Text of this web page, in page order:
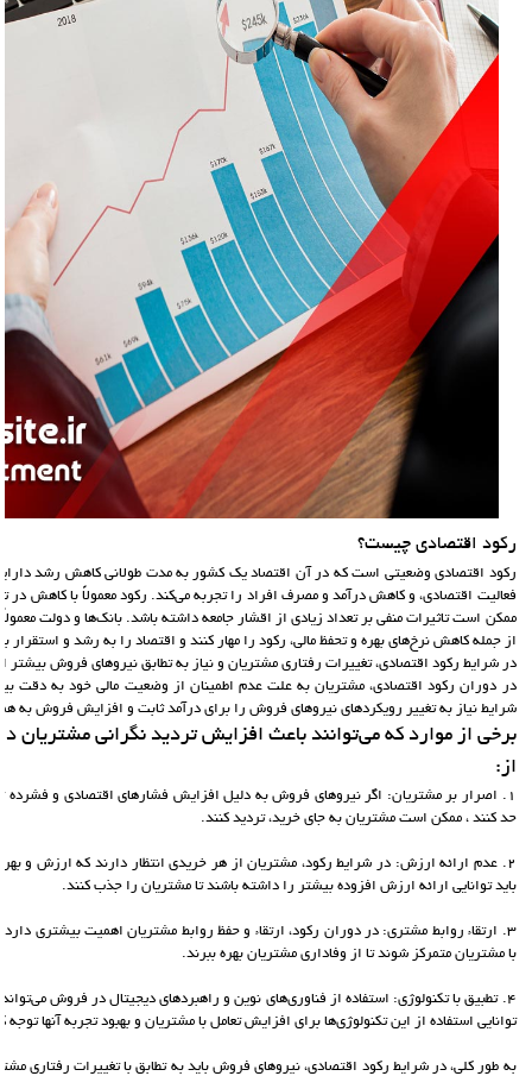
رکود اقتصادی چیست؟
رکود اقتصادی وضعیتی است که در آن اقتصاد یک کشور به مدت طولانی کاهش رشد
فعالیت اقتصادی، و کاهش درآمد و مصرف افراد را تجربه می‌کند. رکود معمولاً با کاهش در
ممکن است تاثیرات منفی بر تعداد زیادی از اقشار جامعه داشته باشد. بانک‌ها و دولت معمولاً
از جمله کاهش نرخ‌های بهره و تحفظ مالی، رکود را مهار کنند و اقتصاد را به رشد و استقرار
در شرایط رکود اقتصادی، تغییرات رفتاری مشتریان و نیاز به تطابق نیروهای فروش
در دوران رکود اقتصادی، مشتریان به علت عدم اطمینان از وضعیت مالی خود به دقت
شرایط نیاز به تغییر رویکردهای نیروهای فروش را برای درآمد ثابت و افزایش فروش به
برخی از موارد که می‌توانند باعث افزایش تردید نگرانی مشتریان
از:
1. اصرار بر مشتریان: اگر نیروهای فروش به دلیل افزایش فشارهای اقتصادی و
حد کنند ، ممکن است مشتریان به جای خرید، تردید کنند.
2. عدم ارائه ارزش: در شرایط رکود، مشتریان از هر خریدی انتظار دارند که ارزش و
باید توانایی ارائه ارزش افزوده بیشتر را داشته باشند تا مشتریان را جذب کنند.
3. ارتقاء روابط مشتری: در دوران رکود، ارتقاء و حفظ روابط مشتریان اهمیت بیشتری
با مشتریان متمرکز شوند تا از وفاداری مشتریان بهره ببرند.
4. تطبیق با تکنولوژی: استفاده از فناوری‌های نوین و راهبردهای دیجیتال در فروش
توانایی استفاده از این تکنولوژی‌ها برای افزایش تعامل با مشتریان و بهبود تجربه آنها توجه
به طور کلی، در شرایط رکود اقتصادی، نیروهای فروش باید به تطابق با تغییرات رفتاری